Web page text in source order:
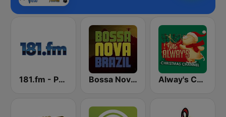
181.fm - Power 181 (Top 40) Bossa Nova Brazil Alway's Christmas Channel